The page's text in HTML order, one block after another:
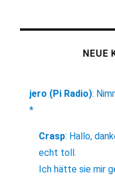
NEUE
jero (Pi Radio):
*
Crasp: Hallo,
echt toll.
Ich hätte sie mir